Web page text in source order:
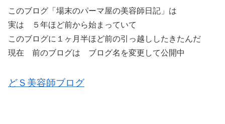
このブログ「場末のパーマ屋の美容師日記」は
実は ５年ほど前から始まっていて
このブログに１ヶ月半ほど前の引っ越ししたきたんだ
現在 前のブログは ブログ名を変更して公開中
どＳ美容師ブログ